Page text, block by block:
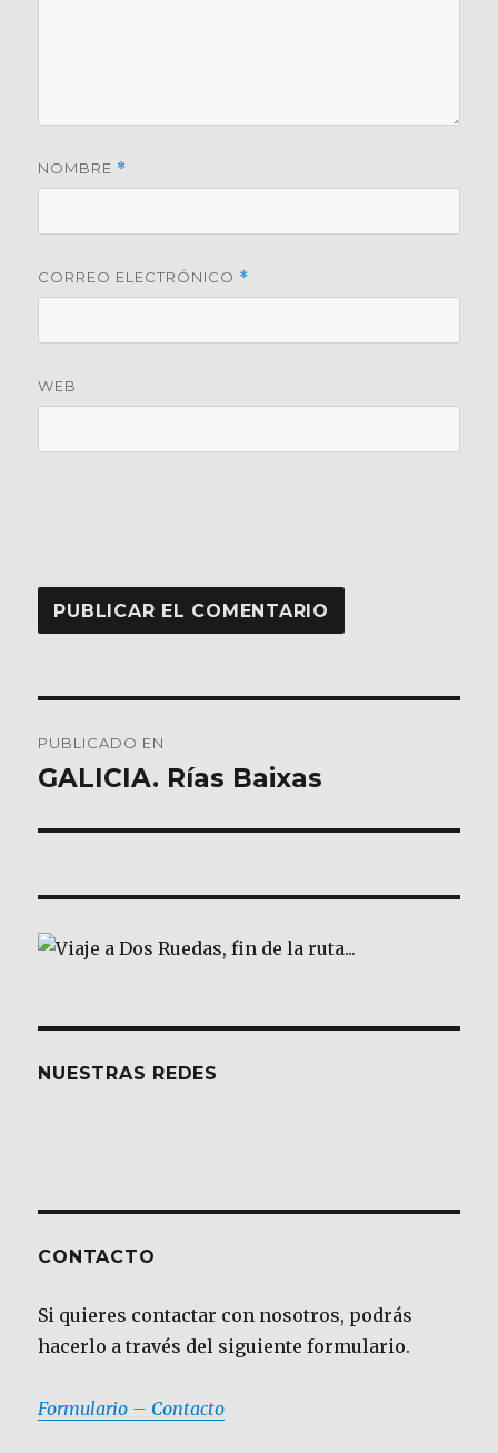
NOMBRE *
CORREO ELECTRÓNICO *
WEB
de
PUBLICADO EN
GALICIA. Rías Baixas
NUESTRAS REDES
CONTACTO
Si quieres contactar con nosotros, podrás
hacerlo a través del siguiente formulario.
Formulario – Contacto